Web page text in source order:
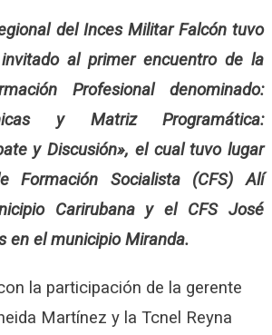
del Inces Militar Falcón tuvo
al primer encuentro de la
Profesional denominado:
y Matriz Programática:
y Discusión», el cual tuvo lugar
Formación Socialista (CFS) Alí
Carirubana y el CFS José
en el municipio Miranda.
la participación de la gerente
Martínez y la Tcnel Reyna